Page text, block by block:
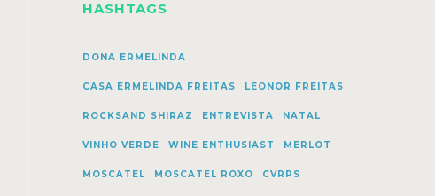
HASHTAGS
DONA ERMELINDA
CASA ERMELINDA FREITAS LEONOR FREITAS
ROCKSAND SHIRAZ ENTREVISTA NATAL
VINHO VERDE WINE ENTHUSIAST MERLOT
MOSCATEL MOSCATEL ROXO CVRPS